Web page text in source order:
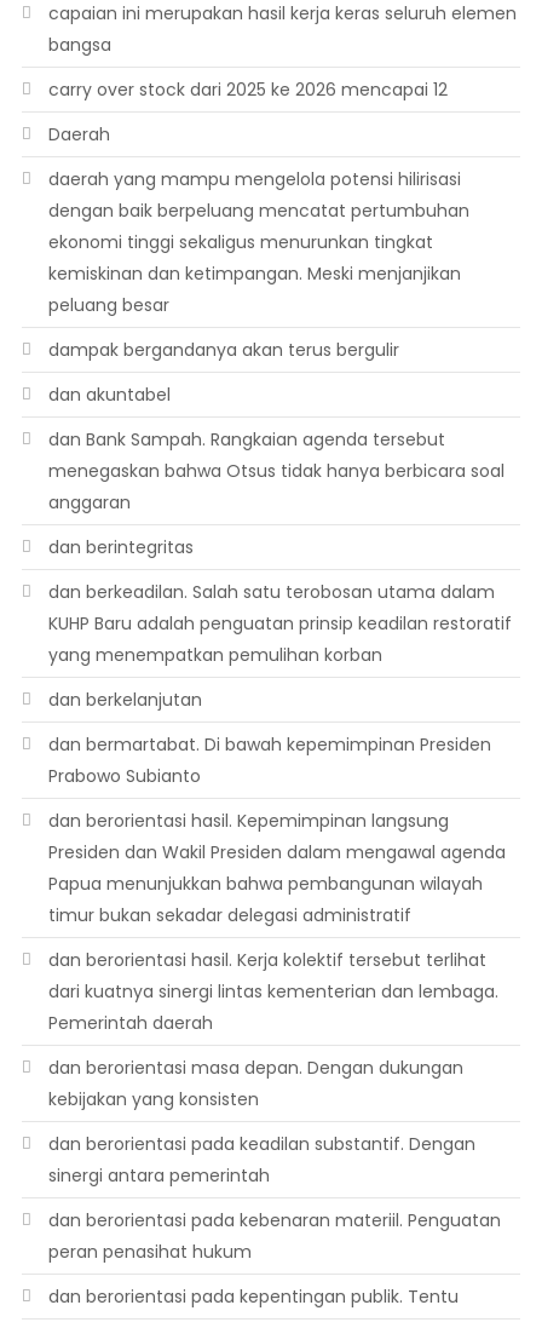
capaian ini merupakan hasil kerja keras seluruh elemen
bangsa
carry over stock dari 2025 ke 2026 mencapai 12
Daerah
daerah yang mampu mengelola potensi hilirisasi
dengan baik berpeluang mencatat pertumbuhan
ekonomi tinggi sekaligus menurunkan tingkat
kemiskinan dan ketimpangan. Meski menjanjikan
peluang besar
dampak bergandanya akan terus bergulir
dan akuntabel
dan Bank Sampah. Rangkaian agenda tersebut
menegaskan bahwa Otsus tidak hanya berbicara soal
anggaran
dan berintegritas
dan berkeadilan. Salah satu terobosan utama dalam
KUHP Baru adalah penguatan prinsip keadilan restoratif
yang menempatkan pemulihan korban
dan berkelanjutan
dan bermartabat. Di bawah kepemimpinan Presiden
Prabowo Subianto
dan berorientasi hasil. Kepemimpinan langsung
Presiden dan Wakil Presiden dalam mengawal agenda
Papua menunjukkan bahwa pembangunan wilayah
timur bukan sekadar delegasi administratif
dan berorientasi hasil. Kerja kolektif tersebut terlihat
dari kuatnya sinergi lintas kementerian dan lembaga.
Pemerintah daerah
dan berorientasi masa depan. Dengan dukungan
kebijakan yang konsisten
dan berorientasi pada keadilan substantif. Dengan
sinergi antara pemerintah
dan berorientasi pada kebenaran materiil. Penguatan
peran penasihat hukum
dan berorientasi pada kepentingan publik. Tentu